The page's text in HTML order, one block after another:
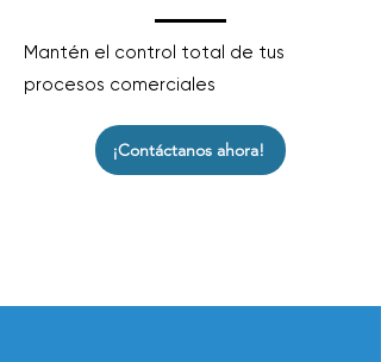
Mantén el control total de tus
procesos comerciales
¡Contáctanos ahora!